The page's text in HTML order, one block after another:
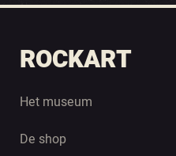
ROCKART
Het museum
De shop